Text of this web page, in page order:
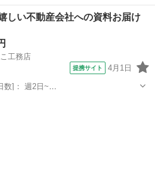
を実施し、お客様へ元気な声掛けで
時給
しい不動産会社への資料お届け
工務店
提携サイト 4月1日